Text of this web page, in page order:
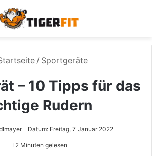
/ Sportgeräte
– 10 Tipps für das
Rudern
Datum: Freitag, 7 Januar 2022
2 Minuten gelesen